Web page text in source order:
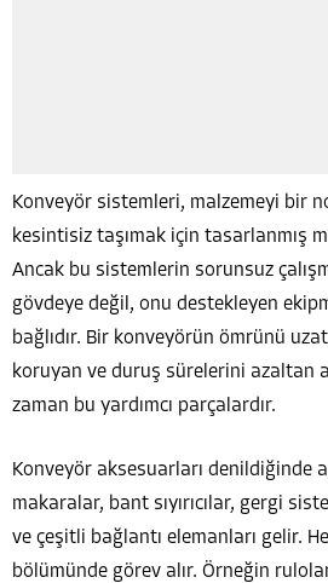
Konveyör sistemleri, malzemeyi bir
kesintisiz taşımak için tasarlanmış
Ancak bu sistemlerin sorunsuz
gövdeye değil, onu destekleyen
bağlıdır. Bir konveyörün ömrünü
koruyan ve duruş sürelerini azaltan
zaman bu yardımcı parçalardır.
Konveyör aksesuarları denildiğinde
makaralar, bant sıyırıcılar, gergi
ve çeşitli bağlantı elemanları gelir.
bölümünde görev alır. Örneğin